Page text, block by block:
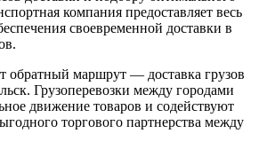
компания предоставляет весь
своевременной доставки в
обратный маршрут — доставка грузов
Грузоперевозки между городами
движение товаров и содействуют
торгового партнерства между